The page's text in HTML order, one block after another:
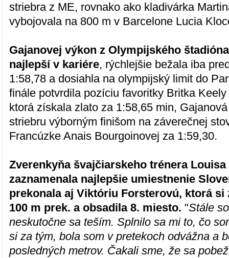
striebra z ME, rovnako ako kladivárka
vybojovala na 800 m v Barcelone Lucia
Gajanovej výkon z Olympijského
najlepší v kariére, rýchlejšie bežala iba
1:58,78 a dosiahla na olympijský limit do
finále potvrdila pozíciu favoritky Britka
ktorá získala zlato za 1:58,65 min,
striebru výborným finišom na záverečnej
Francúzke Anais Bourgoinovej za 1:59,30.
Zverenkyňa švajčiarskeho trénera Louisa
zaznamenala najlepšie umiestnenie
prekonala aj Viktóriu Forsterovú, ktorá si
100 m prek. a obsadila 8. miesto. "Stále
neskutočne sa teším. Splnilo sa mi to, čo
si za tým, bola som v pretekoch odvážna a
posledných metrov. Čakali sme, že sa